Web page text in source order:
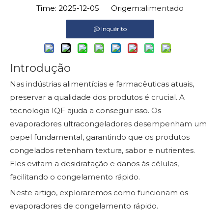
Time: 2025-12-05 Origem:alimentado
Inquérito
Introdução
Nas indústrias alimentícias e farmacêuticas atuais,
preservar a qualidade dos produtos é crucial. A
tecnologia IQF ajuda a conseguir isso. Os
evaporadores ultracongeladores desempenham um
papel fundamental, garantindo que os produtos
congelados retenham textura, sabor e nutrientes.
Eles evitam a desidratação e danos às células,
facilitando o congelamento rápido.
Neste artigo, exploraremos como funcionam os
evaporadores de congelamento rápido.